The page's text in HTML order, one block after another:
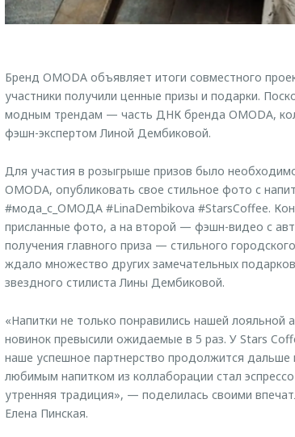
Бренд OMODA объявляет итоги совместного
участники получили ценные призы и подарки.
модным трендам — часть ДНК бренда OMODA,
фэшн-экспертом Линой Дембиковой.
Для участия в розыгрыше призов было
OMODA, опубликовать свое стильное фото с
#мода_с_ОМОДА #LinaDembikova #StarsCoffee.
присланные фото, а на второй — фэшн-видео с
получения главного приза — стильного
ждало множество других замечательных
звездного стилиста Лины Дембиковой.
«Напитки не только понравились нашей лояльной
новинок превысили ожидаемые в 5 раз. У Stars
наше успешное партнерство продолжится
любимым напитком из коллаборации стал
утренняя традиция», — поделилась своими
Елена Пинская.